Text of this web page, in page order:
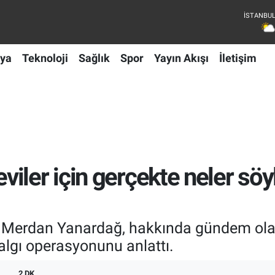
Teknoloji Sağlık Spor Yayın Akışı İletişim
için gerçekte neler
Yanardağ, hakkında gündem
operasyonunu anlattı.